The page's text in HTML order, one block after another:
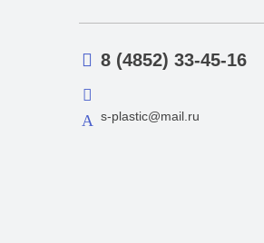
8 (4852) 33-45-16
s-plastic@mail.ru